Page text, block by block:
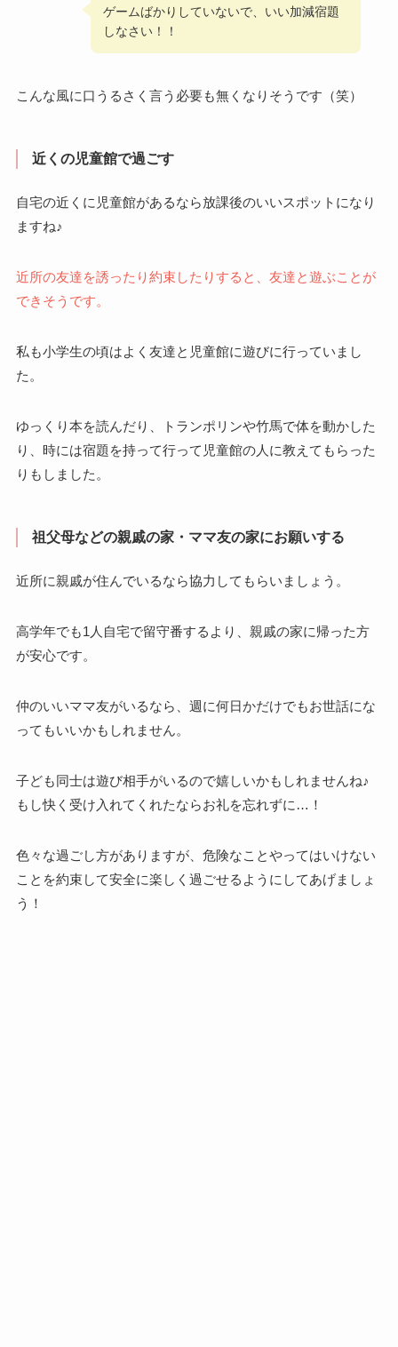
ゲームばかりしていないで、いい加減宿題
しなさい！！
こんな風に口うるさく言う必要も無くなりそうです（笑）
近くの児童館で過ごす
自宅の近くに児童館があるなら放課後のいいスポットになり
ますね♪
近所の友達を誘ったり約束したりすると、友達と遊ぶことが
できそうです。
私も小学生の頃はよく友達と児童館に遊びに行っていまし
た。
ゆっくり本を読んだり、トランポリンや竹馬で体を動かした
り、時には宿題を持って行って児童館の人に教えてもらった
りもしました。
祖父母などの親戚の家・ママ友の家にお願いする
近所に親戚が住んでいるなら協力してもらいましょう。
高学年でも1人自宅で留守番するより、親戚の家に帰った方
が安心です。
仲のいいママ友がいるなら、週に何日かだけでもお世話にな
ってもいいかもしれません。
子ども同士は遊び相手がいるので嬉しいかもしれませんね♪
もし快く受け入れてくれたならお礼を忘れずに…！
色々な過ごし方がありますが、危険なことやってはいけない
ことを約束して安全に楽しく過ごせるようにしてあげましょ
う！